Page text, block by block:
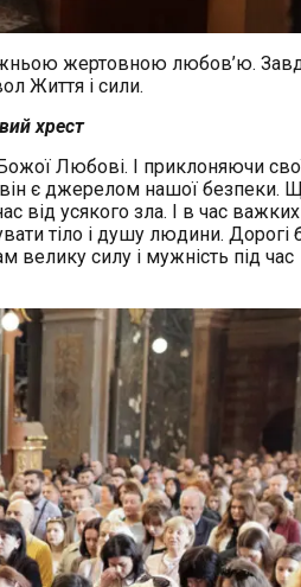
жертовною любов’ю.
Життя і сили.
хрест
Любові. І приклоняючи
є джерелом нашої безпеки.
від усякого зла. І в час важких
тіло і душу людини. Дорогі
велику силу і мужність під час